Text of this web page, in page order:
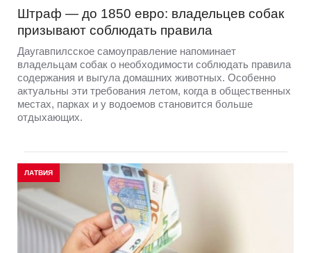
Штраф — до 1850 евро: владельцев собак
призывают соблюдать правила
Даугавпилсское самоуправление напоминает
владельцам собак о необходимости соблюдать правила
содержания и выгула домашних животных. Особенно
актуальны эти требования летом, когда в общественных
местах, парках и у водоемов становится больше
отдыхающих.
ЛАТВИЯ